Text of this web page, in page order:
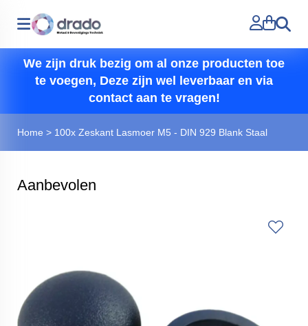
Zoeken
We zijn druk bezig om al onze producten toe
te voegen, Deze zijn wel leverbaar en via
contact aan te vragen!
Home > 100x Zeskant Lasmoer M5 - DIN 929 Blank Staal
Aanbevolen